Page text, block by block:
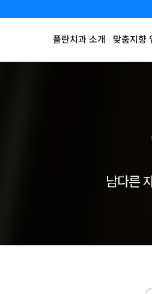
플란치과 소개 맞춤지향
남다른